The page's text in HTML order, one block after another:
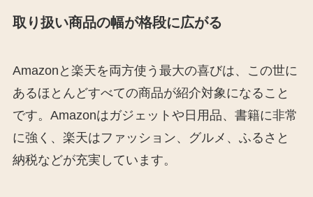
取り扱い商品の幅が格段に広がる
Amazonと楽天を両方使う最大の喜びは、この世に
あるほとんどすべての商品が紹介対象になること
です。Amazonはガジェットや日用品、書籍に非常
に強く、楽天はファッション、グルメ、ふるさと
納税などが充実しています。